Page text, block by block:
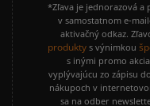
*Zľava je jednorazová a
v samostatnom e-
aktivačný odkaz.
produkty s výnimkou
s inými promo
vyplývajúcu zo zápisu
nákupoch v
sa na odber